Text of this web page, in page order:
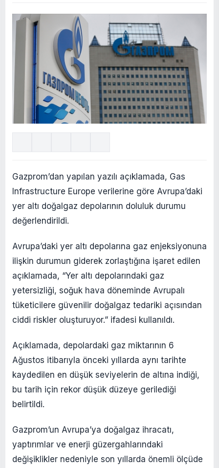
Gazprom’dan yapılan yazılı açıklamada, Gas
Infrastructure Europe verilerine göre Avrupa’daki
yer altı doğalgaz depolarının doluluk durumu
değerlendirildi.
Avrupa’daki yer altı depolarına gaz enjeksiyonuna
ilişkin durumun giderek zorlaştığına işaret edilen
açıklamada, “Yer altı depolarındaki gaz
yetersizliği, soğuk hava döneminde Avrupalı
tüketicilere güvenilir doğalgaz tedariki açısından
ciddi riskler oluşturuyor.” ifadesi kullanıldı.
Açıklamada, depolardaki gaz miktarının 6
Ağustos itibarıyla önceki yıllarda aynı tarihte
kaydedilen en düşük seviyelerin de altına indiği,
bu tarih için rekor düşük düzeye gerilediği
belirtildi.
Gazprom’un Avrupa’ya doğalgaz ihracatı,
yaptırımlar ve enerji güzergahlarındaki
değişiklikler nedeniyle son yıllarda önemli ölçüde